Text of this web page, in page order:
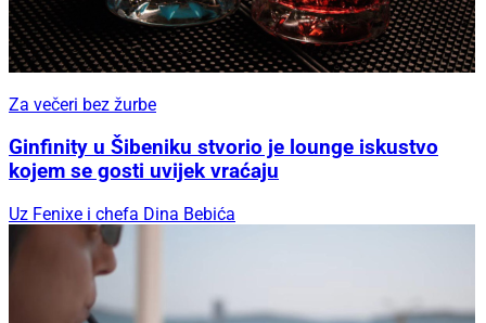
Za večeri bez žurbe
Ginfinity u Šibeniku stvorio je lounge iskustvo
kojem se gosti uvijek vraćaju
Uz Fenixe i chefa Dina Bebića